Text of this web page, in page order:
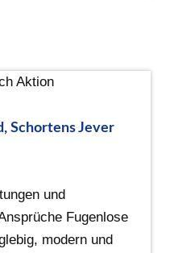
Schortens Jever
und
Fugenlose
modern und